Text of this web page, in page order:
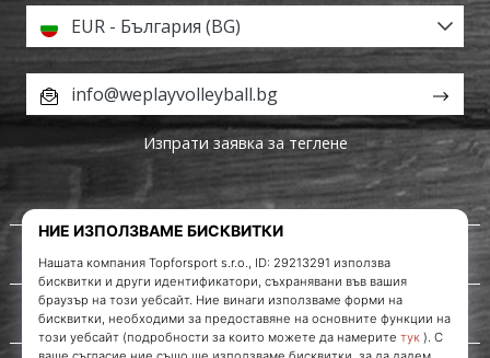
За нас
Обслужване на клиенти
EUR - България (BG)
info@weplayvolleyball.bg
Изпрати заявка за теглене